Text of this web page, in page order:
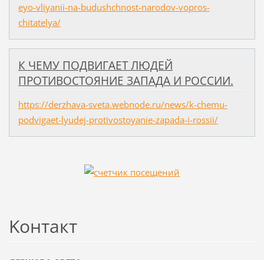
eyo-vliyanii-na-budushchnost-narodov-vopros-
chitatelya/
К ЧЕМУ ПОДВИГАЕТ ЛЮДЕЙ
ПРОТИВОСТОЯНИЕ ЗАПАДА И РОССИИ.
https://derzhava-sveta.webnode.ru/news/k-chemu-
podvigaet-lyudej-protivostoyanie-zapada-i-rossii/
Koнтакт